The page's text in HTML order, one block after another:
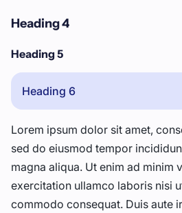
Heading 4
Heading 5
Heading 6
Lorem ipsum dolor sit amet,
sed do eiusmod tempor
magna aliqua. Ut enim ad minim
exercitation ullamco laboris nisi
commodo consequat. Duis aute